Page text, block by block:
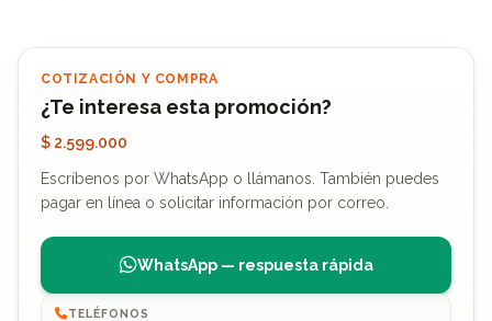
COTIZACIÓN Y COMPRA
¿Te interesa esta promoción?
$ 2.599.000
Escríbenos por WhatsApp o llámanos. También puedes
pagar en línea o solicitar información por correo.
WhatsApp — respuesta rápida
TELÉFONOS